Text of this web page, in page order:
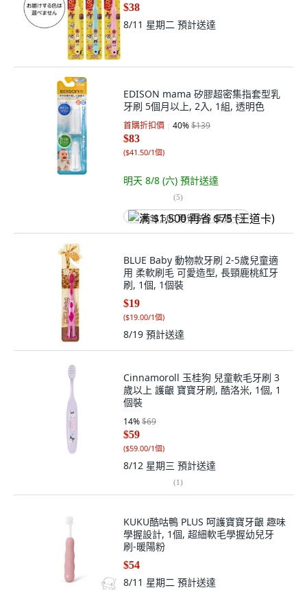
$38
8/11 星期二 預計送達
EDISON mama 矽膠超密集指套型乳
牙刷 5個月以上, 2入, 1組, 透明色
首購折扣價 40%$139
$83
($41.50/1個)
明天 8/8 (六) 預計送達
(5)
满 $1,500 再省 $75 (王道卡)
BLUE Baby 動物款牙刷 2-5歲兒童適
用 柔軟刷毛 可愛造型, 長頸鹿桃紅牙
刷, 1個, 1個裝
$19
($19.00/1個)
8/19 預計送達
Cinnamoroll 玉桂狗 兒童軟毛牙刷 3
歲以上 護齦 寶寶牙刷, 酷洛米, 1個, 1
個裝
14%$69
$59
($59.00/1個)
8/12 星期三 預計送達
(1)
KUKU酷咕鴨 PLUS 呵護寶寶牙齦 趣味
學握設計, 1個, 超細軟毛學握幼兒牙
刷-暖陽粉
$54
8/11 星期二 預計送達